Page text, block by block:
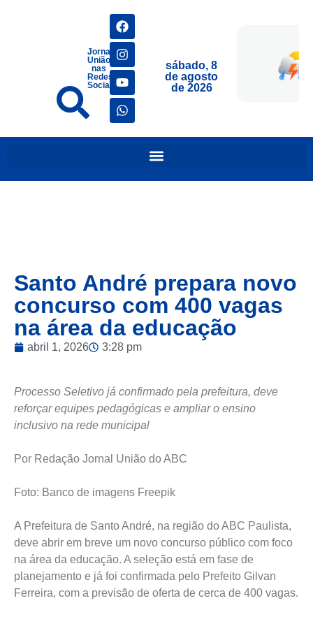
Jornais
União
nas
Redes
Sociais
sábado, 8
de agosto
de 2026
Santo André prepara novo
concurso com 400 vagas
na área da educação
abril 1, 2026 3:28 pm
Processo Seletivo já confirmado pela prefeitura, deve
reforçar equipes pedagógicas e ampliar o ensino
inclusivo na rede municipal
Por Redação Jornal União do ABC
Foto: Banco de imagens Freepik
A Prefeitura de Santo André, na região do ABC Paulista,
deve abrir em breve um novo concurso público com foco
na área da educação. A seleção está em fase de
planejamento e já foi confirmada pelo Prefeito Gilvan
Ferreira, com a previsão de oferta de cerca de 400 vagas.